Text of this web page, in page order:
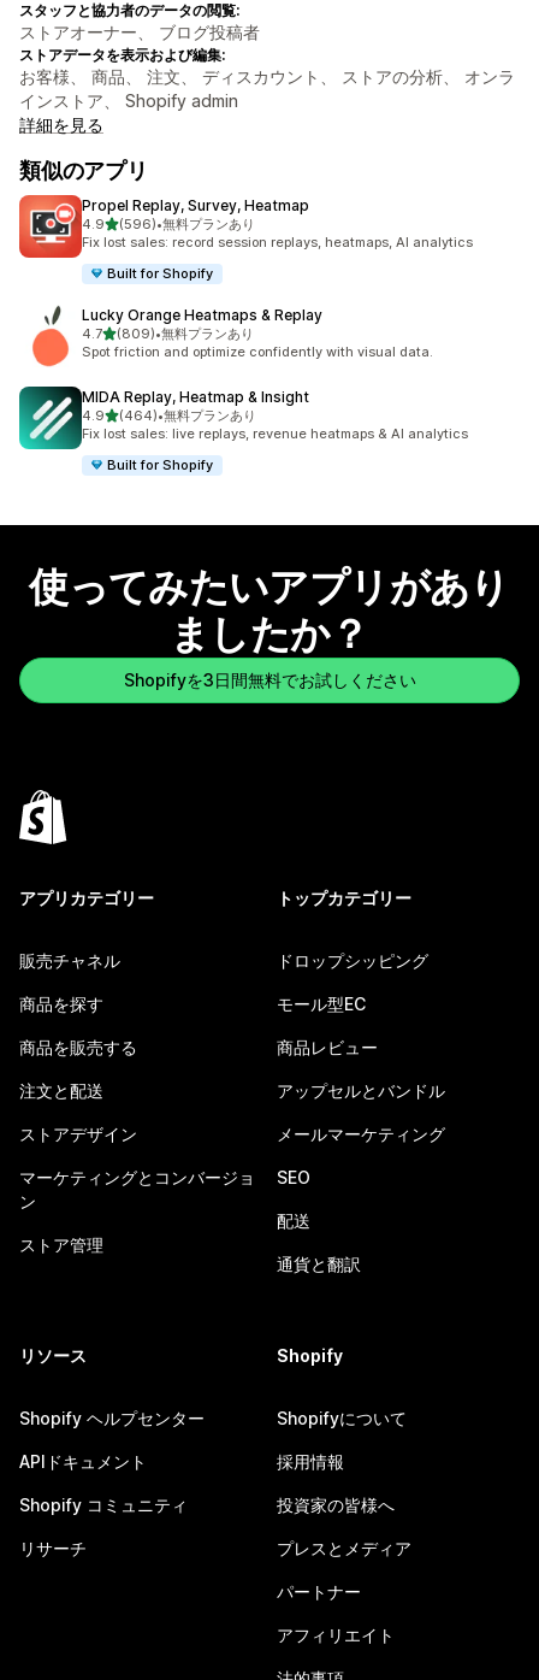
スタッフと協力者のデータの閲覧:
ストアオーナー、 ブログ投稿者
ストアデータを表示および編集:
お客様、 商品、 注文、 ディスカウント、 ストアの分析、 オンラ
インストア、 Shopify admin
詳細を見る
類似のアプリ
Propel Replay, Survey, Heatmap
4.95つ星中
(596)
合計レビュー数：596件
•無料プランあり
Fix lost sales: record session replays, heatmaps, AI analytics
Built for Shopify
Lucky Orange Heatmaps & Replay
4.75つ星中
(809)
合計レビュー数：809件
•無料プランあり
Spot friction and optimize confidently with visual data.
MIDA Replay, Heatmap & Insight
4.95つ星中
(464)
合計レビュー数：464件
•無料プランあり
Fix lost sales: live replays, revenue heatmaps & AI analytics
Built for Shopify
使ってみたいアプリがあり
ましたか？
Shopifyを3日間無料でお試しください
アプリカテゴリー
販売チャネル
商品を探す
商品を販売する
注文と配送
ストアデザイン
マーケティングとコンバージョ
ン
ストア管理
トップカテゴリー
ドロップシッピング
モール型EC
商品レビュー
アップセルとバンドル
メールマーケティング
SEO
配送
通貨と翻訳
リソース
Shopify ヘルプセンター
APIドキュメント
Shopify コミュニティ
リサーチ
Shopify
Shopifyについて
採用情報
投資家の皆様へ
プレスとメディア
パートナー
アフィリエイト